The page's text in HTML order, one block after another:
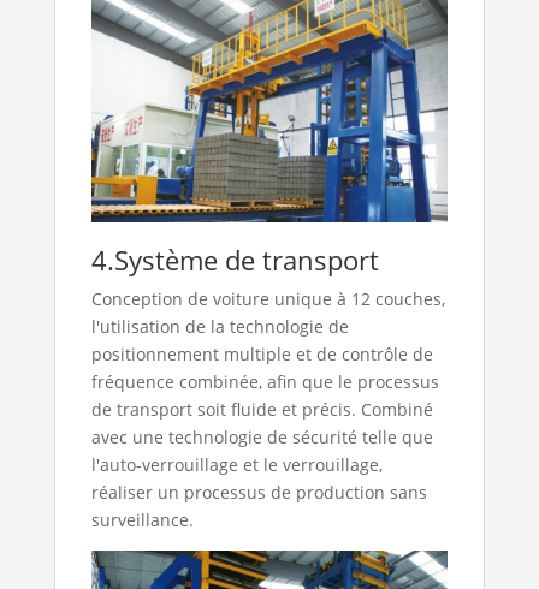
4.Système de transport
Conception de voiture unique à 12 couches,
l'utilisation de la technologie de
positionnement multiple et de contrôle de
fréquence combinée, afin que le processus
de transport soit fluide et précis. Combiné
avec une technologie de sécurité telle que
l'auto-verrouillage et le verrouillage,
réaliser un processus de production sans
surveillance.